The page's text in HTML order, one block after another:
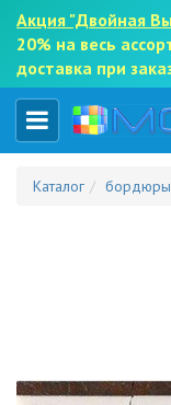
Акция "Двойная
20% на весь
доставка при
Каталог бордюры